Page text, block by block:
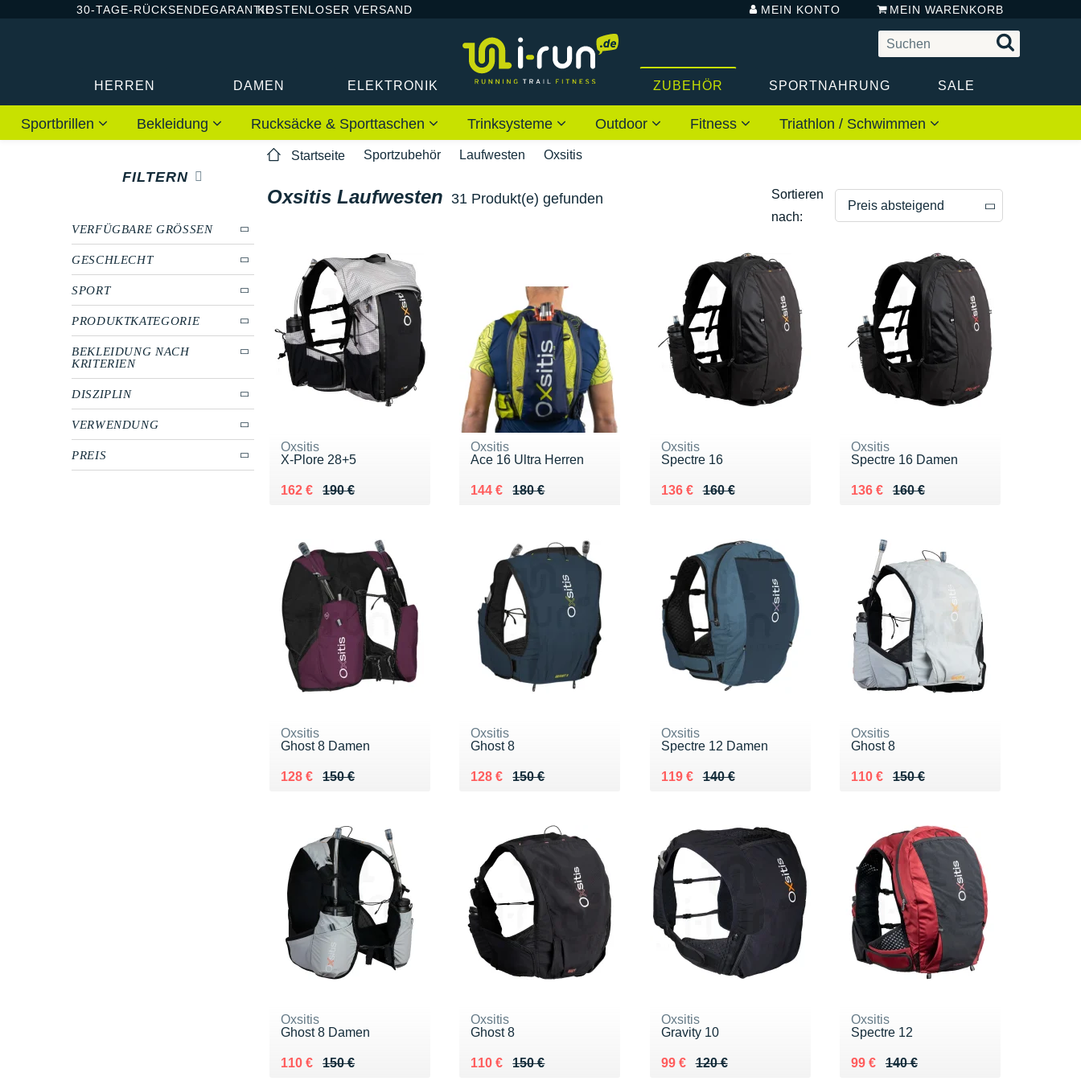
30-TAGE-RÜCKSENDEGARANTIEKOSTENLOSER VERSAND MEIN KONTO MEIN WARENKORB
HERREN DAMEN ELEKTRONIK ZUBEHÖR SPORTNAHRUNG SALE
Sportbrillen Bekleidung Rucksäcke & Sporttaschen Trinksysteme Outdoor Fitness Triathlon / Schwimmen
Startseite Sportzubehör Laufwesten Oxsitis
FILTERN
VERFÜGBARE GRÖSSEN
GESCHLECHT
SPORT
PRODUKTKATEGORIE
BEKLEIDUNG NACH
KRITERIEN
DISZIPLIN
VERWENDUNG
PREIS
Oxsitis Laufwesten 31 Produkt(e) gefunden
Sortieren
nach:
Preis absteigend
Preis aufsteigend
Oxsitis
X-Plore 28+5
190 €
Au lieu de 190 €
162 €
Vendu 162 €
Oxsitis
Ace 16 Ultra Herren
180 €
Au lieu de 180 €
144 €
Vendu 144 €
Oxsitis
Spectre 16
160 €
Au lieu de 160 €
136 €
Vendu 136 €
Oxsitis
Spectre 16 Damen
160 €
Au lieu de 160 €
136 €
Vendu 136 €
Oxsitis
Ghost 8 Damen
150 €
Au lieu de 150 €
128 €
Vendu 128 €
Oxsitis
Ghost 8
150 €
Au lieu de 150 €
128 €
Vendu 128 €
Oxsitis
Spectre 12 Damen
140 €
Au lieu de 140 €
119 €
Vendu 119 €
Oxsitis
Ghost 8
150 €
Au lieu de 150 €
110 €
Vendu 110 €
Oxsitis
Ghost 8 Damen
150 €
Au lieu de 150 €
110 €
Vendu 110 €
Oxsitis
Ghost 8
150 €
Au lieu de 150 €
110 €
Vendu 110 €
Oxsitis
Gravity 10
120 €
Au lieu de 120 €
99 €
Vendu 99 €
Oxsitis
Spectre 12
140 €
Au lieu de 140 €
99 €
Vendu 99 €